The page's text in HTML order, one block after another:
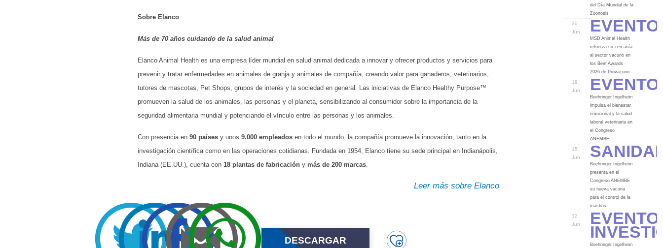
Sobre Elanco
Más de 70 años cuidando de la salud animal
Elanco Animal Health es una empresa líder mundial en salud animal dedicada a innovar y ofrecer productos y servicios para
prevenir y tratar enfermedades en animales de granja y animales de compañía, creando valor para ganaderos, veterinarios,
tutores de mascotas, Pet Shops, grupos de interés y la sociedad en general. Las iniciativas de Elanco Healthy Purpose™
promueven la salud de los animales, las personas y el planeta, sensibilizando al consumidor sobre la importancia de la
seguridad alimentaria mundial y potenciando el vínculo entre las personas y los animales.
Con presencia en 90 paísesy unos 9.000 empleadosen todo el mundo, la compañía promueve la innovación, tanto en la
investigación científica como en las operaciones cotidianas. Fundada en 1954, Elanco tiene su sede principal en Indianápolis,
Indiana (EE.UU.), cuenta con 18 plantas de fabricacióny más de 200 marcas.
Leer más sobre Elanco
DESCARGAR
del Día Mundial de la
Zoonosis
30
Jun
MSD Animal Health
refuerza su cercanía
al sector vacuno en
los Beef Awards
2026 de Provacuno
19
Jun
Boehringer Ingelheim
impulsa el bienestar
emocional y la salud
laboral veterinaria en
el Congreso
ANEMBE
15
Jun
Boehringer Ingelheim
presenta en el
Congreso ANEMBE
su nueva vacuna
para el control de la
mastitis
12
Jun
Boehringer Ingelheim